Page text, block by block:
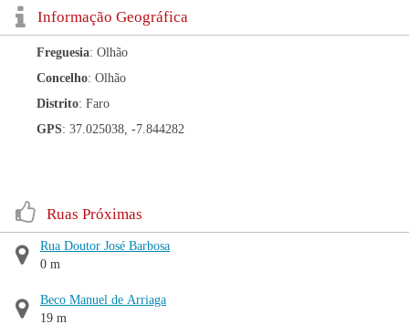
Informação Geográfica
Freguesia: Olhão
Concelho: Olhão
Distrito: Faro
GPS: 37.025038, -7.844282
Ruas Próximas
Rua Doutor José Barbosa
0 m
Beco Manuel de Arriaga
19 m